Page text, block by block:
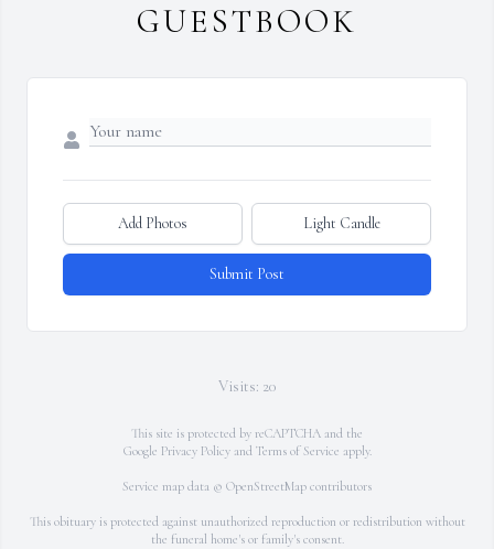
GUESTBOOK
Add Photos Light Candle
Submit Post
Visits: 20
This site is protected by reCAPTCHA and the
Google Privacy Policyand Terms of Service apply.
Service map data © OpenStreetMap contributors
This obituary is protected against unauthorized reproduction or redistribution without
the funeral home's or family's consent.